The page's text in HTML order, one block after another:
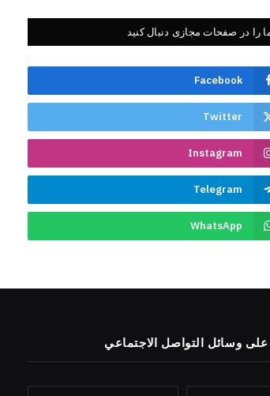
را در صفحات مجازی دنبال کنید
Facebook
Twitter
Instagram
Telegram
WhatsApp
على وسائل التواصل الاجتماعي